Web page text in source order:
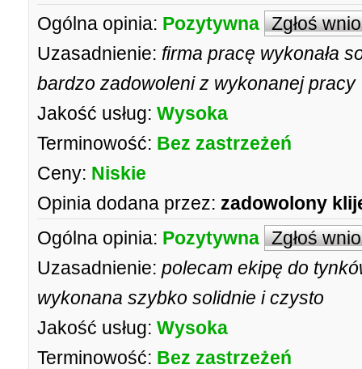
Ogólna opinia: Pozytywna Zgłoś
Uzasadnienie: firma pracę wykonała
bardzo zadowoleni z wykonanej pracy
Jakość usług: Wysoka
Terminowość: Bez zastrzeżeń
Ceny: Niskie
Opinia dodana przez: zadowolony
Ogólna opinia: Pozytywna Zgłoś
Uzasadnienie: polecam ekipę do
wykonana szybko solidnie i czysto
Jakość usług: Wysoka
Terminowość: Bez zastrzeżeń